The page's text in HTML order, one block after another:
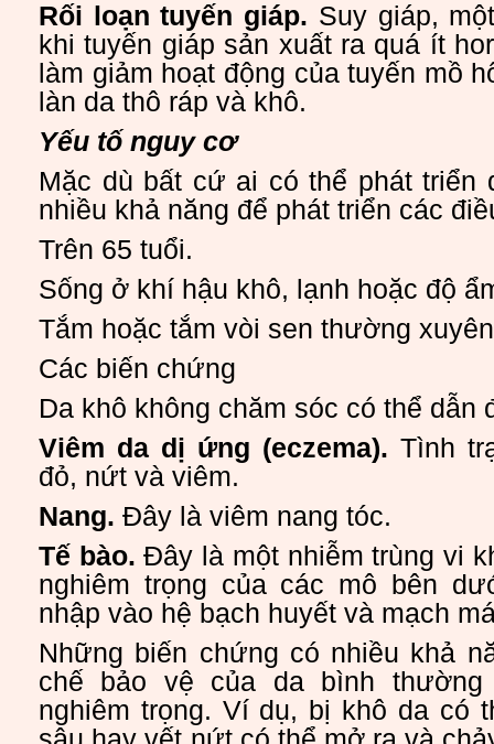
Rối loạn tuyến giáp. Suy giáp,
khi tuyến giáp sản xuất ra quá ít
làm giảm hoạt động của tuyến mồ
làn da thô ráp và khô.
Yếu tố nguy cơ
Mặc dù bất cứ ai có thể phát triển
nhiều khả năng để phát triển các
Trên 65 tuổi.
Sống ở khí hậu khô, lạnh hoặc độ
Tắm hoặc tắm vòi sen thường
Các biến chứng
Da khô không chăm sóc có thể dẫn
Viêm da dị ứng (eczema). Tình
đỏ, nứt và viêm.
Nang. Đây là viêm nang tóc.
Tế bào. Đây là một nhiễm trùng vi
nghiêm trọng của các mô bên
nhập vào hệ bạch huyết và mạch
Những biến chứng có nhiều khả
chế bảo vệ của da bình
nghiêm trọng. Ví dụ, bị khô da có